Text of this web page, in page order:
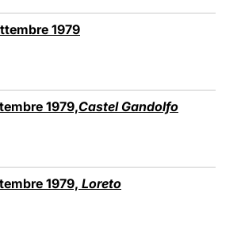
1979
1979,Castel Gandolfo
1979, Loreto